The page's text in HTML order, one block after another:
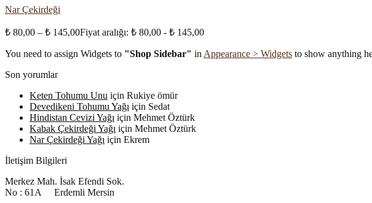
Nar Çekirdeği
₺ 80,00 – ₺ 145,00Fiyat aralığı: ₺ 80,00 - ₺ 145,00
You need to assign Widgets to "Shop Sidebar" inAppearance > Widgets to show anything
Son yorumlar
Keten Tohumu Unu için Rukiye ömür
Devedikeni Tohumu Yağı için Sedat
Hindistan Cevizi Yağı için Mehmet Öztürk
Kabak Çekirdeği Yağı için Mehmet Öztürk
Nar Çekirdeği Yağı için Ekrem
İletişim Bilgileri
Merkez Mah. İsak Efendi Sok.
No : 61A Erdemli Mersin